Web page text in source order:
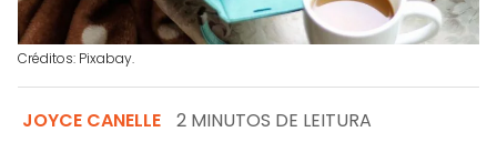
Créditos: Pixabay.
JOYCE CANELLE 2 MINUTOS DE LEITURA